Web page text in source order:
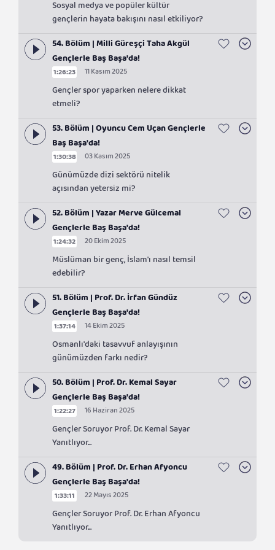
Sosyal medya ve popüler kültür
gençlerin hayata bakışını nasıl etkiliyor?
54. Bölüm | Milli Güreşçi Taha Akgül
Gençlerle Baş Başa'da!
1:26:23 11 Kasım 2025
Gençler spor yaparken nelere dikkat
etmeli?
53. Bölüm | Oyuncu Cem Uçan Gençlerle
Baş Başa'da!
1:30:38 03 Kasım 2025
Günümüzde dizi sektörü nitelik
açısından yetersiz mi?
52. Bölüm | Yazar Merve Gülcemal
Gençlerle Baş Başa'da!
1:24:32 20 Ekim 2025
Müslüman bir genç, İslam'ı nasıl temsil
edebilir?
51. Bölüm | Prof. Dr. İrfan Gündüz
Gençlerle Baş Başa'da!
1:37:14 14 Ekim 2025
Osmanlı'daki tasavvuf anlayışının
günümüzden farkı nedir?
50. Bölüm | Prof. Dr. Kemal Sayar
Gençlerle Baş Başa'da!
1:22:27 16 Haziran 2025
Gençler Soruyor Prof. Dr. Kemal Sayar
Yanıtlıyor...
49. Bölüm | Prof. Dr. Erhan Afyoncu
Gençlerle Baş Başa'da!
1:33:11 22 Mayıs 2025
Gençler Soruyor Prof. Dr. Erhan Afyoncu
Yanıtlıyor...